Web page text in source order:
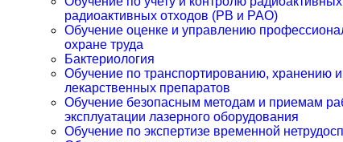
радиоактивных отходов (РВ и РАО)
Обучение оценке и управлению
охране труда
Бактериология
Обучение по транспортированию, хранению
лекарственных препаратов
Обучение безопасным методам и приемам
эксплуатации лазерного оборудования
Обучение по экспертизе временной